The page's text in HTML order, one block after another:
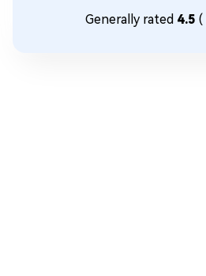
Generally rated 4.5 (